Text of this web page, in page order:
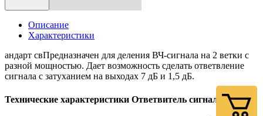
Описание
Характеристики
андарт свПредназначен для деления ВЧ-сигнала на 2 ветки с
разной мощностью. Дает возможность сделать ответвление
сигнала с затуханием на выходах 7 дБ и 1,5 дБ.
Технические характеристики Ответвитель сигнала DC-7